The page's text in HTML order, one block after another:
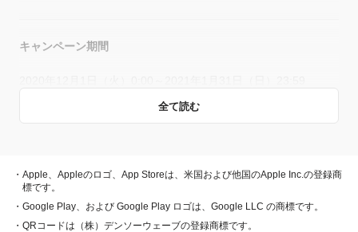
全て読む
キャンペーン期間
キャンペーン期間中、対象店舗で、PayPay残高、ヤフーカー
ド、PayPayあと払い（一括のみ）でお支払いをしていただい
た方に対し、下表のとおり後日PayPayボーナスを付与しま
す。
・Apple、Appleのロゴ、App Storeは、米国および他国のApple Inc.の登録商
標です。
・Google Play、および Google Play ロゴは、Google LLC の商標です。
・QRコードは（株）デンソーウェーブの登録商標です。